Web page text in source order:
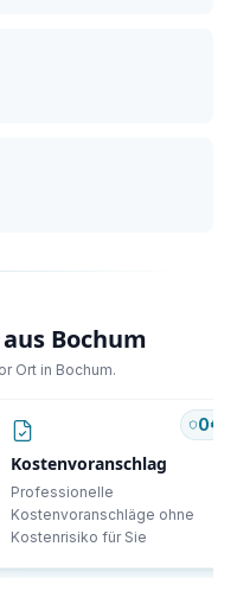
Bochum
Ort in Bochum.
0€*
Kostenvoranschlag
Professionelle
Kostenvoranschläge ohne
Kostenrisiko für Sie